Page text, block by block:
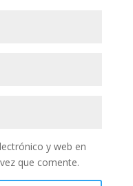
y web en
que comente.